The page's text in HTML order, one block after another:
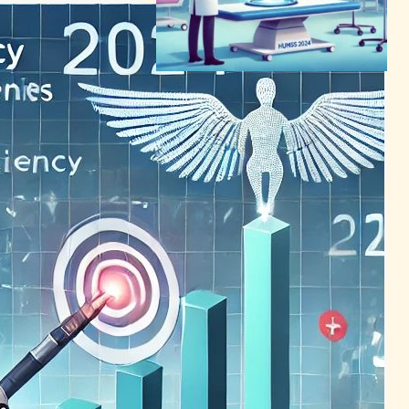
医師の負担軽減へAI活用、
HIMSS 2024で話題の技術が
医療現場を変革
ヘルスケアテクノロジーニュース
2024年3月17日0:58
AIが医療収益管理を変革、効
率化と安全性の向上に貢献
AI（人工知能）ニュース
2024年5月2日1:31
AI活用で医療収益サイクルが
変革、効率化と財務強化を実
現
ヘルスケアテクノロジーニュース
2024年3月11日10:03